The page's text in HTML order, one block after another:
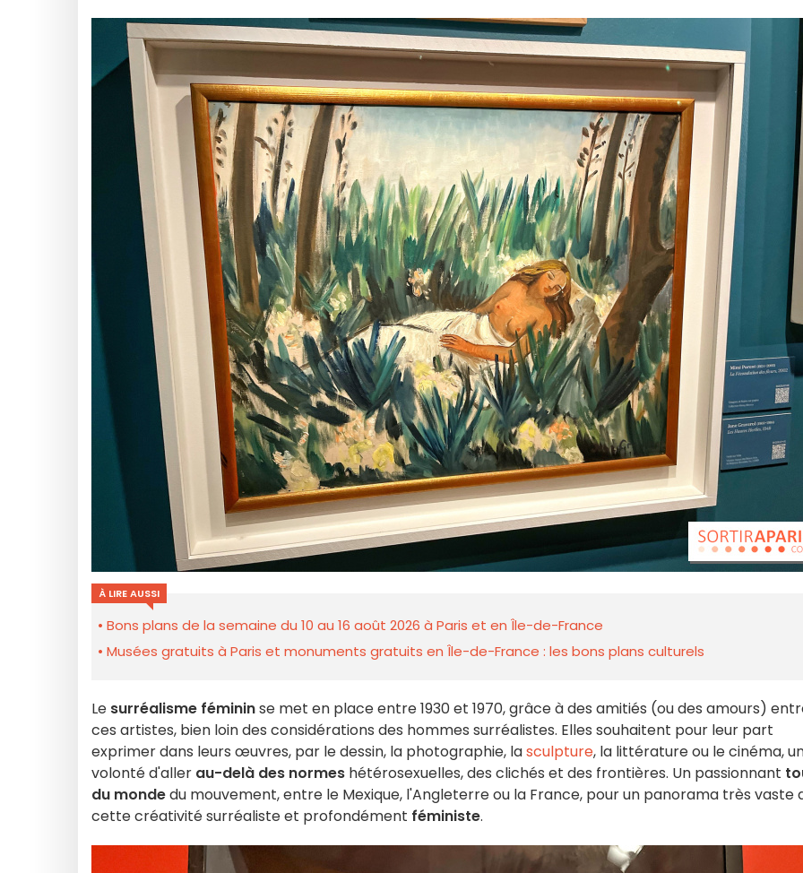
À LIRE AUSSI
Bons plans de la semaine du 10 au 16 août 2026 à Paris et en Île-de-France
Musées gratuits à Paris et monuments gratuits en Île-de-France : les bons plans culturels
Le surréalisme fémininse met en place entre 1930 et 1970, grâce à des amitiés (ou des amours)
ces artistes, bien loin des considérations des hommes surréalistes. Elles souhaitent pour leur part
exprimer dans leurs œuvres, par le dessin, la photographie, lasculpture, la littérature ou le cinéma,
volonté d'aller au-delà des normes hétérosexuelles, des clichés et des frontières. Un passionnant
du mondedu mouvement, entre le Mexique, l'Angleterre ou la France, pour un panorama très vaste
cette créativité surréaliste et profondément féministe.